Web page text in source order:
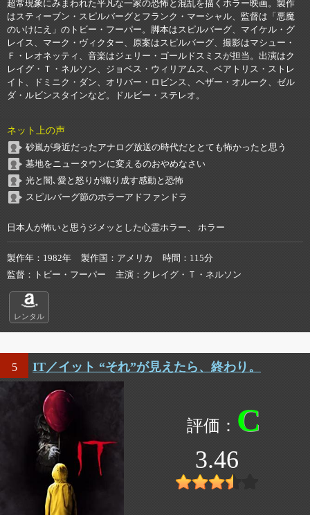
超常現象にみまわれた平凡な一家の恐怖と混乱を描くホラー映画。製作
はスティーブン・スピルバーグとフランク・マーシャル、監督は「悪魔
のいけにえ」のトビー・フーパー。脚本はスピルバーグ、マイケル・グ
レイス、マーク・ヴィクター、原案はスピルバーグ、撮影はマシュー・
Ｆ・レオネッティ、音楽はジェリー・ゴールドスミスが担当。出演はク
レイグ・Ｔ・ネルソン、ジョベス・ウィリアムス、ベアトリス・ストレ
イト、ドミニク・ダン、オリバー・ロビンス、ヘザー・オルーク、ゼル
ダ・ルビンスタインなど。ドルビー・ステレオ。
ネット上の声
砂嵐が身近だったアナログ放送の時代だととても怖かったと思う
墓地をニュータウンに変えるのおやめなさい
光と闇､愛と怒りが織り成す感動と恐怖
スピルバーグ節のホラーアドファンドラ
日本人が怖いと思うジメッとした心霊ホラー、 ホラー
製作年 1982年 製作国 アメリカ 時間
115分
監督
トビー・フーパー 主演 クレイグ・Ｔ・ネルソン
レンタル
5 IT／イット “それ”が見えたら、終わり。
C
3.46